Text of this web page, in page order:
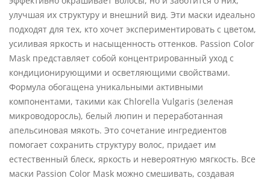
улучшая их структуру и внешний вид. Эти маски идеально
подходят для тех, кто хочет экспериментировать с цветом,
усиливая яркость и насыщенность оттенков. Passion Color
Mask представляет собой концентрированный уход с
кондиционирующими и осветляющими свойствами.
Формула обогащена уникальными активными
компонентами, такими как Chlorella Vulgaris (зеленая
микроводоросль), белый люпин и переработанная
апельсиновая мякоть. Это сочетание ингредиентов
помогает сохранить структуру волос, придает им
естественный блеск, яркость и невероятную мягкость. Все
маски Passion Color Mask можно смешивать, создавая